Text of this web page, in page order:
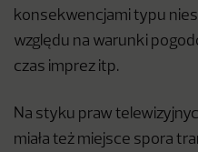
konsekwencjami typu
względu na warunki
czas imprez itp.
Na styku praw
miała też miejsce spora